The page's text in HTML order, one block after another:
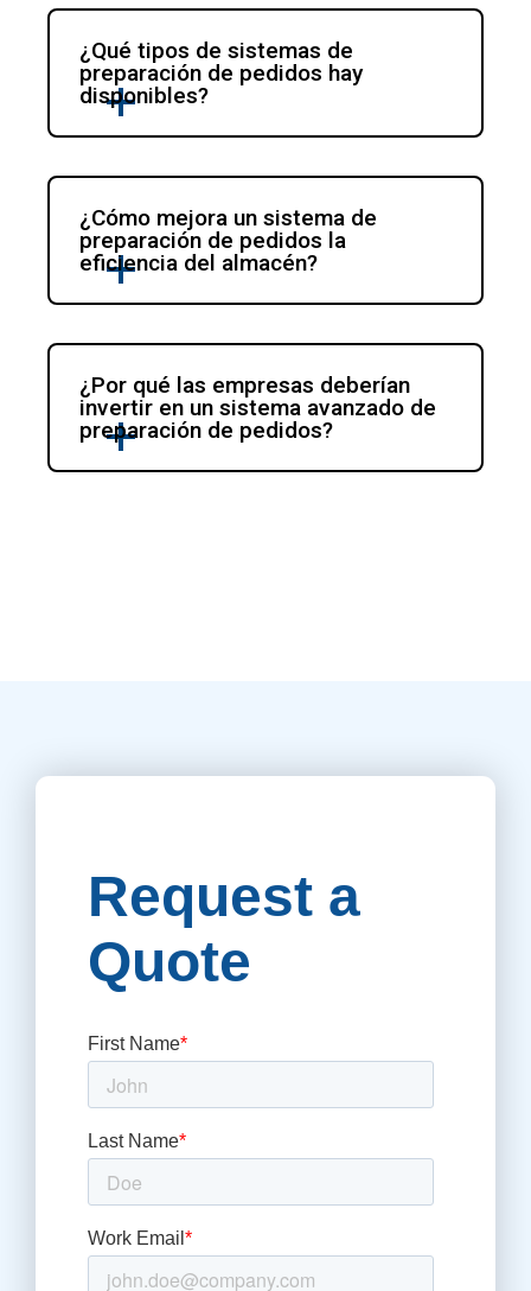
¿Qué tipos de sistemas de
preparación de pedidos hay
disponibles?
¿Cómo mejora un sistema de
preparación de pedidos la
eficiencia del almacén?
¿Por qué las empresas deberían
invertir en un sistema avanzado de
preparación de pedidos?